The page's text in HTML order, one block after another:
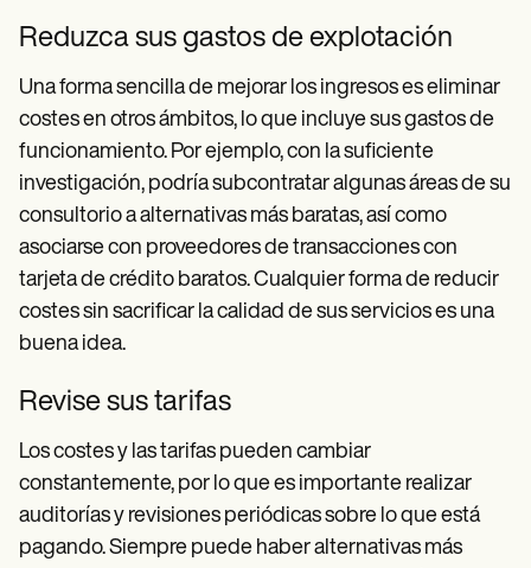
Reduzca sus gastos de explotación
Una forma sencilla de mejorar los ingresos es eliminar
costes en otros ámbitos, lo que incluye sus gastos de
funcionamiento. Por ejemplo, con la suficiente
investigación, podría subcontratar algunas áreas de su
consultorio a alternativas más baratas, así como
asociarse con proveedores de transacciones con
tarjeta de crédito baratos. Cualquier forma de reducir
costes sin sacrificar la calidad de sus servicios es una
buena idea.
Revise sus tarifas
Los costes y las tarifas pueden cambiar
constantemente, por lo que es importante realizar
auditorías y revisiones periódicas sobre lo que está
pagando. Siempre puede haber alternativas más